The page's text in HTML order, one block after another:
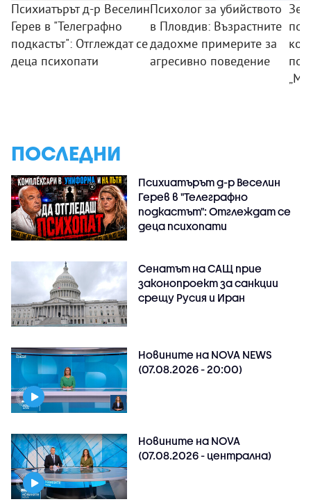
Психиатърът д-р Веселин
Герев в "Телеграфно
подкастът": Отглеждат се
деца психопати
Психолог за убийството
в Пловдив: Възрастните
дадохме примерите за
агресивно поведение
ПОСЛЕДНИ
Психиатърът д-р Веселин
Герев в "Телеграфно
подкастът": Отглеждат се
деца психопати
Сенатът на САЩ прие
законопроект за санкции
срещу Русия и Иран
Новините на NOVA NEWS
(07.08.2026 - 20:00)
Новините на NOVA
(07.08.2026 - централна)